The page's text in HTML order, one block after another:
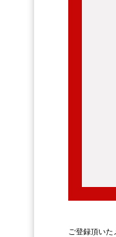
ご登録頂い